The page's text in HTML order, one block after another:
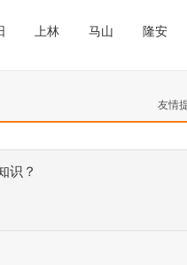
上林 马山 隆安
友情
识？